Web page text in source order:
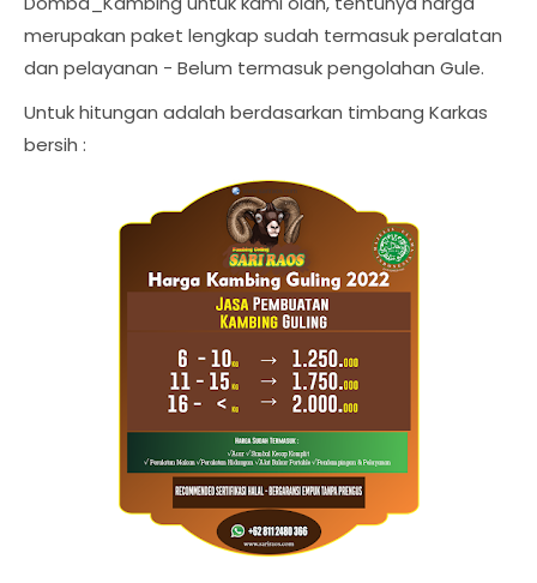
merupakan paket lengkap sudah termasuk peralatan
dan pelayanan - Belum termasuk pengolahan Gule.
Untuk hitungan adalah berdasarkan timbang Karkas
bersih :